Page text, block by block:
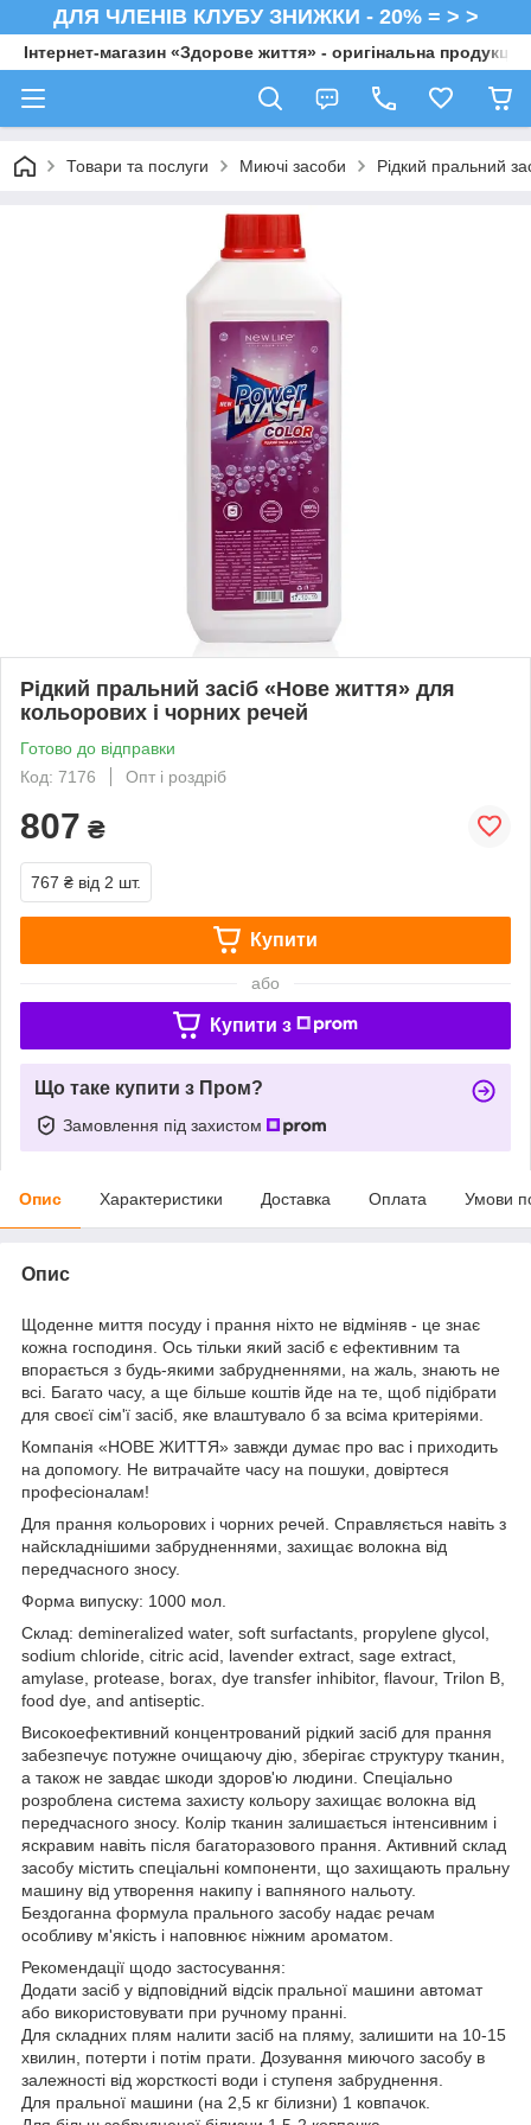
ДЛЯ ЧЛЕНІВ КЛУБУ ЗНИЖКИ - 20% = > >
Інтернет-магазин «Здорове життя» - оригінальна продукція
Товари та послуги Миючі засоби Рідкий пральний
Рідкий пральний засіб «Нове життя» для
кольорових і чорних речей
Готово до відправки
Код: 7176
Опт і роздріб
807 ₴
767 ₴ від 2 шт.
Купити
або
Купити з
Що таке купити з Пром?
Замовлення під захистом
Опис Характеристики Доставка Оплата Умови
Опис
Щоденне миття посуду і прання ніхто не відміняв - це знає
кожна господиня. Ось тільки який засіб є ефективним та
впорається з будь-якими забрудненнями, на жаль, знають не
всі. Багато часу, а ще більше коштів йде на те, щоб підібрати
для своєї сім'ї засіб, яке влаштувало б за всіма критеріями.
Компанія «НОВЕ ЖИТТЯ» завжди думає про вас і приходить
на допомогу. Не витрачайте часу на пошуки, довіртеся
професіоналам!
Для прання кольорових і чорних речей. Справляється навіть з
найскладнішими забрудненнями, захищає волокна від
передчасного зносу.
Форма випуску: 1000 мол.
Склад: demineralized water, soft surfactants, propylene glycol,
sodium chloride, citric acid, lavender extract, sage extract,
amylase, protease, borax, dye transfer inhibitor, flavour, Trilon B,
food dye, and antiseptic.
Високоефективний концентрований рідкий засіб для прання
забезпечує потужне очищаючу дію, зберігає структуру тканин,
а також не завдає шкоди здоров'ю людини. Спеціально
розроблена система захисту кольору захищає волокна від
передчасного зносу. Колір тканин залишається інтенсивним і
яскравим навіть після багаторазового прання. Активний склад
засобу містить спеціальні компоненти, що захищають пральну
машину від утворення накипу і вапняного нальоту.
Бездоганна формула прального засобу надає речам
особливу м'якість і наповнює ніжним ароматом.
Рекомендації щодо застосування:
Додати засіб у відповідний відсік пральної машини автомат
або використовувати при ручному пранні.
Для складних плям налити засіб на пляму, залишити на 10-15
хвилин, потерти і потім прати. Дозування миючого засобу в
залежності від жорсткості води і ступеня забруднення.
Для пральної машини (на 2,5 кг білизни) 1 ковпачок.